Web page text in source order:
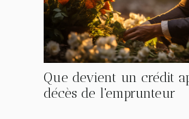
Que devient un crédit
décès de l'emprunteur